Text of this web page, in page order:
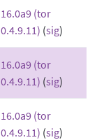
16.0a9 (tor
0.4.9.11) (sig)
16.0a9 (tor
0.4.9.11) (sig)
16.0a9 (tor
0.4.9.11) (sig)